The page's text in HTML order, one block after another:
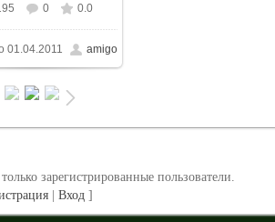
реальном размере
/ 384.0Kb
0 0.0
01.04.2011 amigo
зарегистрированные пользователи.
| Вход]